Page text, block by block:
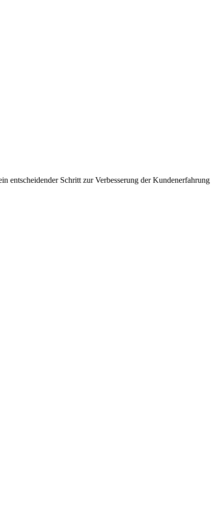
entscheidender Schritt zur Verbesserung der Kundenerfahrung